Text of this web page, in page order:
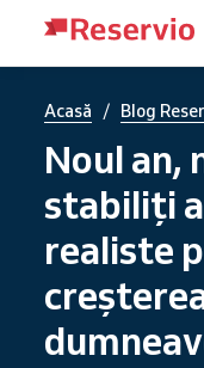
Acasă / Blog
Noul an,
stabiliți
realiste